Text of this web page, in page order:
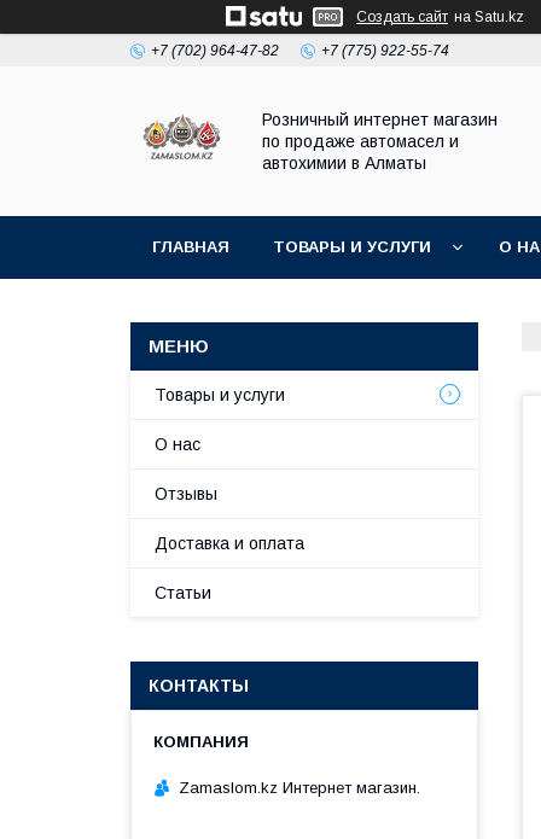
Создать сайт на Satu.kz
+7 (702) 964-47-82 +7 (775) 922-55-74
Розничный интернет магазин
по продаже автомасел и
автохимии в Алматы
ГЛАВНАЯ ТОВАРЫ И УСЛУГИ О
Товары и услуги
О нас
Отзывы
Доставка и оплата
Статьи
КОНТАКТЫ
Zamaslom.kz Интернет магазин.